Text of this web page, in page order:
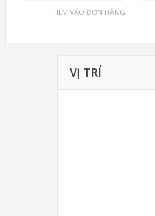
THÊM VÀO ĐƠN HÀNG
VỊ TRÍ